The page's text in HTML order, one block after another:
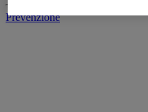
Prevenzione